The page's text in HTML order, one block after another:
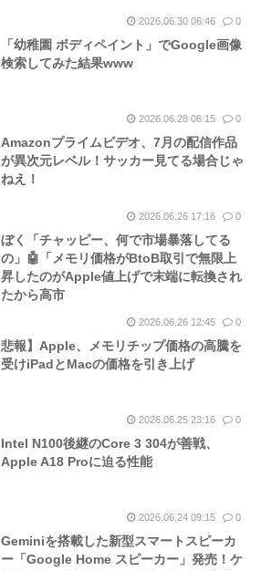
2026.06.30 06:46 0
「幼稚園 ボディペイント」でGoogle画像
検索してみた結果www
2026.06.28 06:15 0
Amazonプライムビデオ、7月の配信作品
が異次元レベル！サッカー見てる場合じゃ
ねえ！
2026.06.26 17:16 0
ぼく「チャッピー、何で市場暴落してる
の」🤖「メモリ価格がBtoB取引で無限上
昇したのがApple値上げで末端に転換され
たから高市
2026.06.26 12:45 0
悲報】Apple、メモリチップ価格の高騰を
受けiPadとMacの価格を引き上げ
2026.06.25 23:16 0
Intel N100後継のCore 3 304が善戦、
Apple A18 Proに迫る性能
2026.06.24 09:15 0
Geminiを搭載した新型スマートスピーカ
ー「Google Home スピーカー」発売！ケ